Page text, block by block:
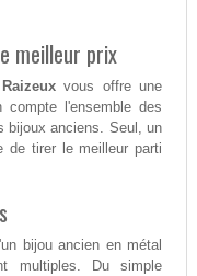
meilleur prix
Raizeuxvous offre une
compte l'ensemble des
bijoux anciens. Seul, un
tirer le meilleur parti
bijou ancien en métal
multiples. Du simple